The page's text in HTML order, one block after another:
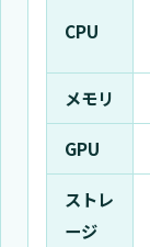
CPU
メモリ
GPU
ストレ
ージ